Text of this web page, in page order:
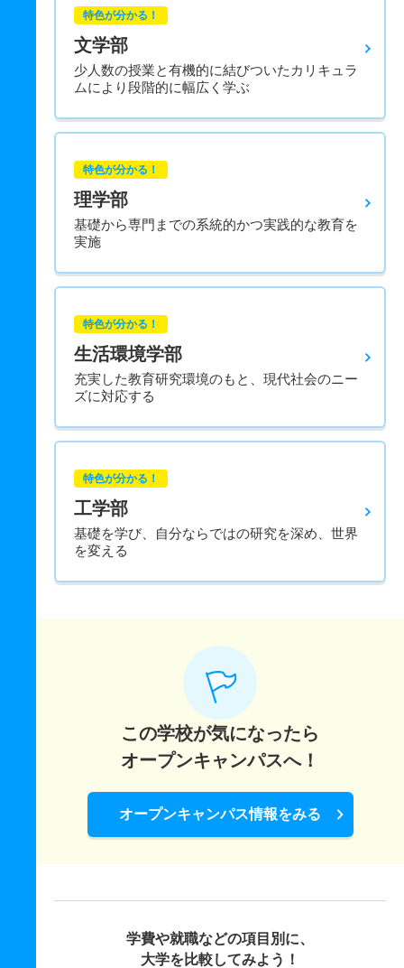
特色が分かる！
文学部
少人数の授業と有機的に結びついたカリキュラ
ムにより段階的に幅広く学ぶ
特色が分かる！
理学部
基礎から専門までの系統的かつ実践的な教育を
実施
特色が分かる！
生活環境学部
充実した教育研究環境のもと、現代社会のニー
ズに対応する
特色が分かる！
工学部
基礎を学び、自分ならではの研究を深め、世界
を変える
この学校が気になったら
オープンキャンパスへ！
オープンキャンパス情報をみる
学費や就職などの項目別に、
大学を比較してみよう！